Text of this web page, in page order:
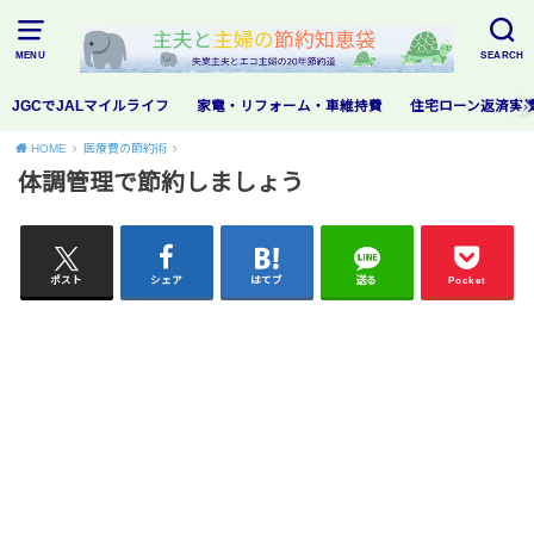
MENU SEARCH
JGCでJALマイルライフ 家電・リフォーム・車維持費 住宅ローン返済実
HOME 医療費の節約術
体調管理で節約しましょう
ポスト シェア はてブ 送る Pocket